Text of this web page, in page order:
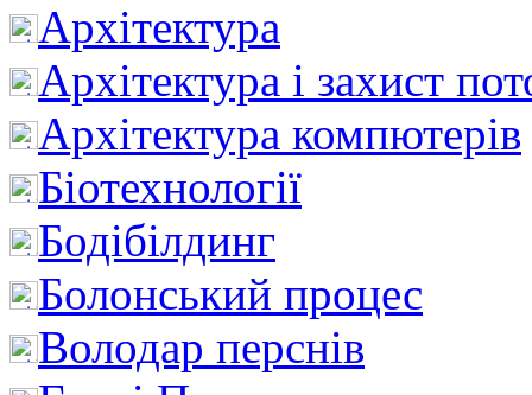
Архітектура
Архітектура і захист
Архітектура компютерів
Біотехнології
Бодібілдинг
Болонський процес
Володар перснів